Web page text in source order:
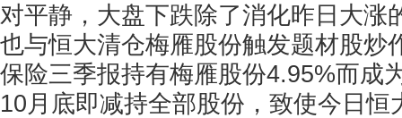
对平静，大盘下跌除了消化昨日大涨
也与恒大清仓梅雁股份触发题材股炒
保险三季报持有梅雁股份4.95%而成
10月底即减持全部股份，致使今日恒